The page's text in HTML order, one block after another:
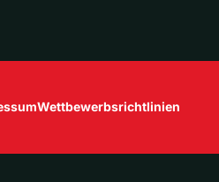
Wettbewerbsrichtlinien